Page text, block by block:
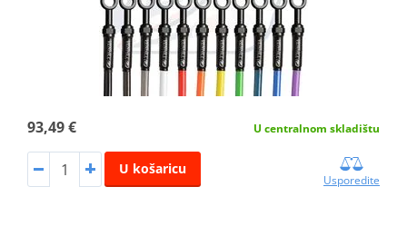
93,49 € U centralnom skladištu
U košaricu
Usporedite